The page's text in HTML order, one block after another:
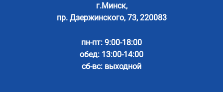
г.Минск,
пр. Дзержинского, 73, 220083
пн-пт: 9:00-18:00
обед: 13:00-14:00
сб-вс: выходной